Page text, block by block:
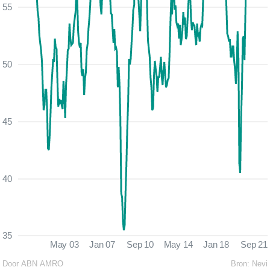
Sep 21
Jan 18
May 14
Sep 10
Jan 07
May 03
35
40
45
50
55
Bron: Nevi
Door ABN AMRO